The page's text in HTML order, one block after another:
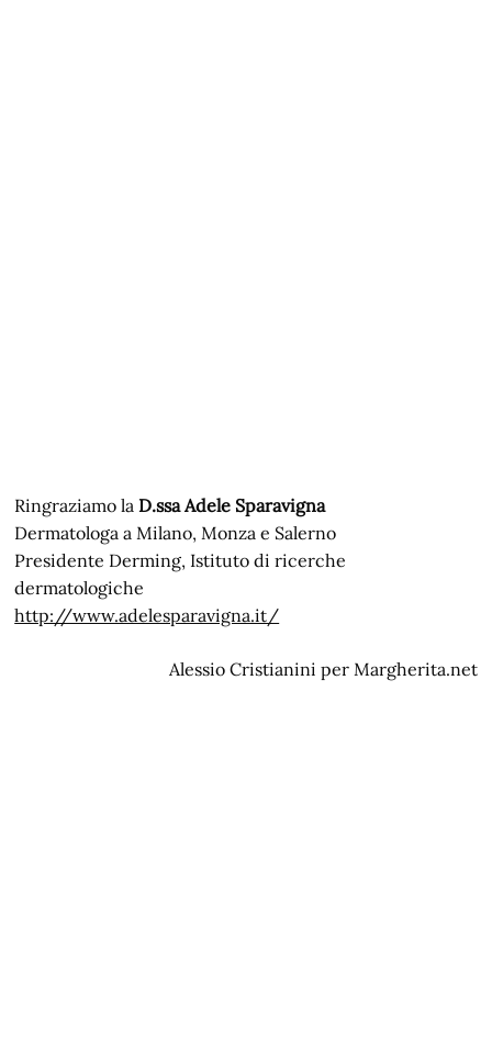
Ringraziamo laD.ssa Adele Sparavigna
Dermatologa a Milano, Monza e Salerno
Presidente Derming, Istituto di ricerche
dermatologiche
http://www.adelesparavigna.it/
Alessio Cristianini per Margherita.net